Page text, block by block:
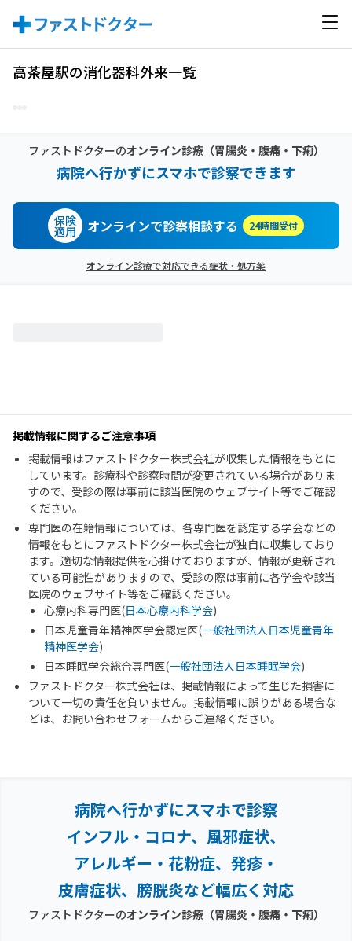
高茶屋駅の消化器科外来一覧
ファストドクターのオンライン診療（胃腸炎・腹痛・下痢）
病院へ行かずにスマホで診察できます
保険
適用 オンラインで診察相談する 24時間受付
オンライン診療で対応できる症状・処方薬
掲載情報に関するご注意事項
掲載情報はファストドクター株式会社が収集した情報をもとに
しています。診療科や診察時間が変更されている場合がありま
すので、受診の際は事前に該当医院のウェブサイト等でご確認
ください。
専門医の在籍情報については、各専門医を認定する学会などの
情報をもとにファストドクター株式会社が独自に収集しており
ます。適切な情報提供を心掛けておりますが、情報が更新され
ている可能性がありますので、受診の際は事前に各学会や該当
医院のウェブサイト等をご確認ください。
心療内科専門医(日本心療内科学会)
日本児童青年精神医学会認定医(一般社団法人日本児童青年
精神医学会)
日本睡眠学会総合専門医(一般社団法人日本睡眠学会)
ファストドクター株式会社は、掲載情報によって生じた損害に
ついて一切の責任を負いません。掲載情報に誤りがある場合な
どは、お問い合わせフォームからご連絡ください。
病院へ行かずにスマホで診察
インフル・コロナ、風邪症状、
アレルギー・花粉症、 発疹・
皮膚症状、膀胱炎など幅広く対応
ファストドクターのオンライン診療（胃腸炎・腹痛・下痢）